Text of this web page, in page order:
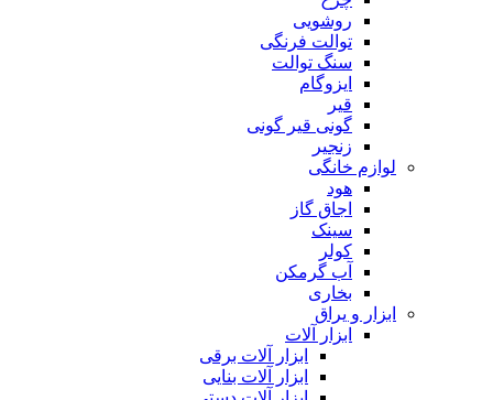
روشویی
توالت فرنگی
سنگ توالت
ایزوگام
قیر
گونی قیر گونی
زنجیر
لوازم خانگی
هود
اجاق گاز
سینک
کولر
آب گرمکن
بخاری
ابزار و یراق
ابزار آلات
ابزار آلات برقی
ابزار آلات بنایی